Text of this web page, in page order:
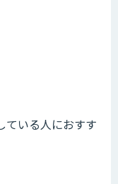
ている人におすす